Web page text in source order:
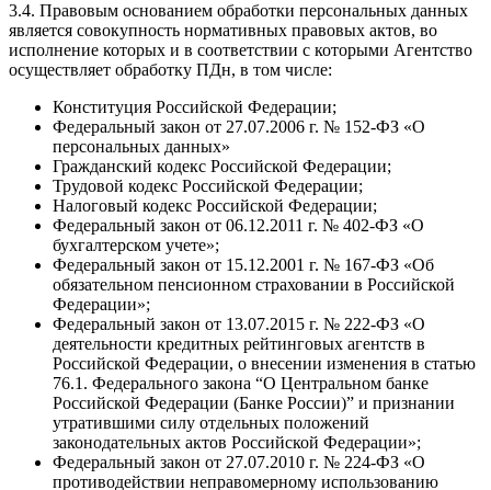
3.4. Правовым основанием обработки персональных данных
является совокупность нормативных правовых актов, во
исполнение которых и в соответствии с которыми Агентство
осуществляет обработку ПДн, в том числе:
Конституция Российской Федерации;
Федеральный закон от 27.07.2006 г. № 152-ФЗ «О
персональных данных»
Гражданский кодекс Российской Федерации;
Трудовой кодекс Российской Федерации;
Налоговый кодекс Российской Федерации;
Федеральный закон от 06.12.2011 г. № 402-ФЗ «О
бухгалтерском учете»;
Федеральный закон от 15.12.2001 г. № 167-ФЗ «Об
обязательном пенсионном страховании в Российской
Федерации»;
Федеральный закон от 13.07.2015 г. № 222-ФЗ «О
деятельности кредитных рейтинговых агентств в
Российской Федерации, о внесении изменения в статью
76.1. Федерального закона “О Центральном банке
Российской Федерации (Банке России)” и признании
утратившими силу отдельных положений
законодательных актов Российской Федерации»;
Федеральный закон от 27.07.2010 г. № 224-ФЗ «О
противодействии неправомерному использованию